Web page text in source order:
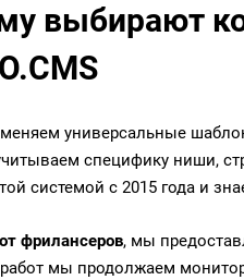
выбирают
универсальные
специфику ниши,
системой с 2015 года и
от фрилансеров, мы
мы продолжаем